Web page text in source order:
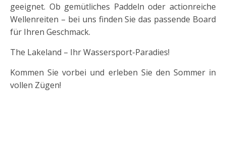
geeignet. Ob gemütliches Paddeln oder actionreiche
Wellenreiten – bei uns finden Sie das passende Board
für Ihren Geschmack.
The Lakeland – Ihr Wassersport-Paradies!
Kommen Sie vorbei und erleben Sie den Sommer in
vollen Zügen!